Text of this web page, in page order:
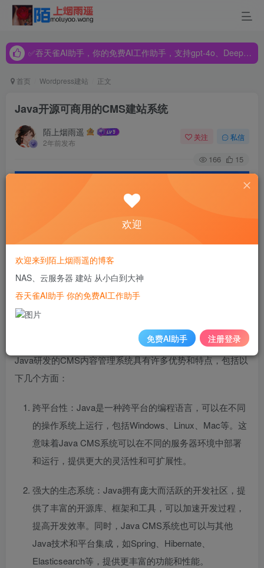
✅吞天雀AI助手，你的免费AI工作助手，支持gpt-4o、DeepSeek、Claude🔥🔥🔥🔥
✅吞天雀AI助手，你的免费AI工作助手，支持gpt-4o、DeepSeek、Claude🔥🔥🔥🔥
首页 Wordpress建站 正文
Java开源可商用的CMS建站系统
陌上烟雨遥
2年前发布
关注 私信
166 15
Java研发的CMS内容管理系统具有许多优势和特点，包括以
下几个方面：
跨平台性：Java是一种跨平台的编程语言，可以在不同
的操作系统上运行，包括Windows、Linux、Mac等。这
意味着Java CMS系统可以在不同的服务器环境中部署
和运行，提供更大的灵活性和可扩展性。
强大的生态系统：Java拥有庞大而活跃的开发社区，提
供了丰富的开源库、框架和工具，可以加速开发过程，
提高开发效率。同时，Java CMS系统也可以与其他
Java技术和平台集成，如Spring、Hibernate、
Elasticsearch等，提供更丰富的功能和性能。
欢迎
欢迎来到陌上烟雨遥的博客
NAS、云服务器 建站 从小白到大神
吞天雀AI助手 你的免费AI工作助手
免费AI助手 注册登录